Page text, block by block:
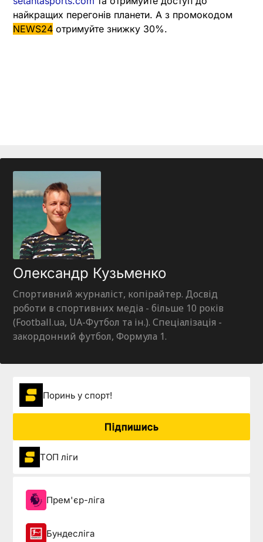
найкращих перегонів планети. А з промокодом
NEWS24 отримуйте знижку 30%.
Олександр Кузьменко
Спортивний журналіст, копірайтер. Досвід
роботи в спортивних медіа - більше 10 років
(Football.ua, UA-Футбол та ін.). Спеціалізація -
закордонний футбол, Формула 1.
Поринь у спорт!
Підпишись
ТОП ліги
Прем'єр-ліга
Бундесліга